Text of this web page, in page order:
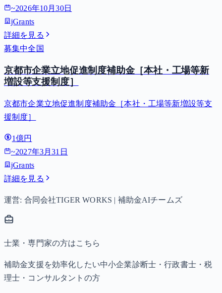
~2026年10月30日
jGrants
詳細を見る
募集中全国
京都市企業立地促進制度補助金［本社・工場等新
増設等支援制度］
京都市企業立地促進制度補助金［本社・工場等新増設等支
援制度］
1億円
~2027年3月31日
jGrants
詳細を見る
運営: 合同会社TIGER WORKS | 補助金AIチームズ
士業・専門家の方はこちら
補助金支援を効率化したい中小企業診断士・行政書士・税
理士・コンサルタントの方